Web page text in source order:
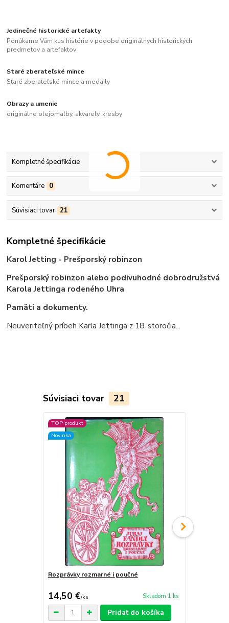
Jedinečné historické artefakty
Ponúkame Vám kus histórie v podobe originálnych historických
predmetov a artefaktov
Staré zberateľské mince
Staré zberateľské mince a medaily
Obrazy a umenie
originálne olejomaľby, akvarely, kresby
Kompletné špecifikácie
Komentáre 0
Súvisiaci tovar 21
Kompletné špecifikácie
Karol Jetting - Prešporský robinzon
Prešporský robinzon alebo podivuhodné dobrodružstvá
Karola Jettinga rodeného Uhra
Pamäti a dokumenty.
Neuveriteľný príbeh Karla Jettinga z 18. storočia...
Súvisiaci tovar 21
TOP produkt
Novinka
Rozprávky rozmarné i poučné
14,50 €/ks Skladom 1 ks
Pridať do košíka